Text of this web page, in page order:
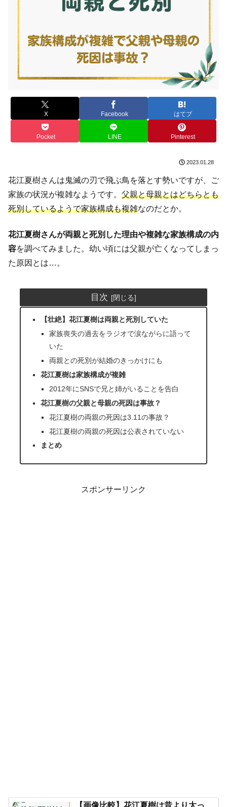
X Facebook はてブ
Pocket LINE Pinterest
2023.01.28
花江夏樹さんは鬼滅の刃で飛ぶ鳥を落とす勢いですが、ご
家族の状況が複雑なようです。 父親と母親とはどちらとも
死別しているようで家族構成も複雑なのだとか。
花江夏樹さんが両親と死別した理由や複雑な家族構成の内
容を調べてみました。幼い頃には父親が亡くなってしまっ
た原因とは…。
目次
【壮絶】花江夏樹は両親と死別していた
家族喪失の過去をラジオで涙ながらに語って
いた
両親との死別が結婚のきっかけにも
花江夏樹は家族構成が複雑
2012年にSNSで兄と姉がいることを告白
花江夏樹の父親と母親の死因は事故？
花江夏樹の両親の死因は3.11の事故？
花江夏樹の両親の死因は公表されていない
まとめ
スポンサーリンク
【画像比較】花江夏樹は昔より太っ